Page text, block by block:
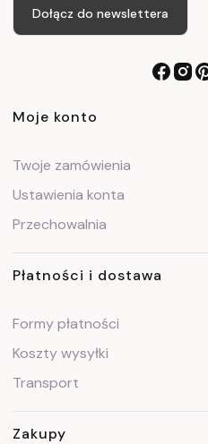
Dołącz do newslettera
Linki w stopce
Moje konto
Twoje zamówienia
Ustawienia konta
Przechowalnia
Płatności i dostawa
Formy płatności
Koszty wysyłki
Transport
Zakupy